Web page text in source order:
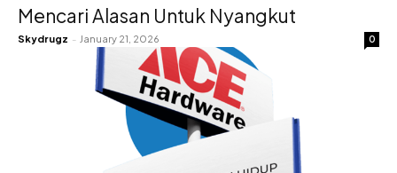
Mencari Alasan Untuk Nyangkut
Skydrugz - January 21, 2026 0